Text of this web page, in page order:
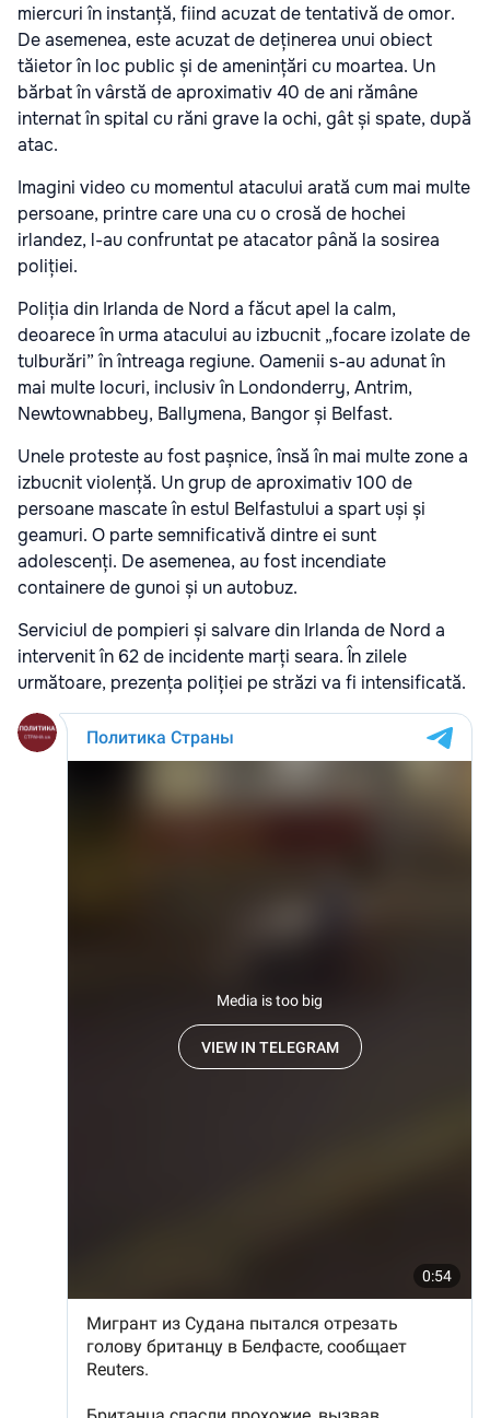
miercuri în instanță, fiind acuzat de tentativă de omor.
De asemenea, este acuzat de deținerea unui obiect
tăietor în loc public și de amenințări cu moartea. Un
bărbat în vârstă de aproximativ 40 de ani rămâne
internat în spital cu răni grave la ochi, gât și spate, după
atac.
Imagini video cu momentul atacului arată cum mai multe
persoane, printre care una cu o crosă de hochei
irlandez, l-au confruntat pe atacator până la sosirea
poliției.
Poliția din Irlanda de Nord a făcut apel la calm,
deoarece în urma atacului au izbucnit „focare izolate de
tulburări” în întreaga regiune. Oamenii s-au adunat în
mai multe locuri, inclusiv în Londonderry, Antrim,
Newtownabbey, Ballymena, Bangor și Belfast.
Unele proteste au fost pașnice, însă în mai multe zone a
izbucnit violență. Un grup de aproximativ 100 de
persoane mascate în estul Belfastului a spart uși și
geamuri. O parte semnificativă dintre ei sunt
adolescenți. De asemenea, au fost incendiate
containere de gunoi și un autobuz.
Serviciul de pompieri și salvare din Irlanda de Nord a
intervenit în 62 de incidente marți seara. În zilele
următoare, prezența poliției pe străzi va fi intensificată.